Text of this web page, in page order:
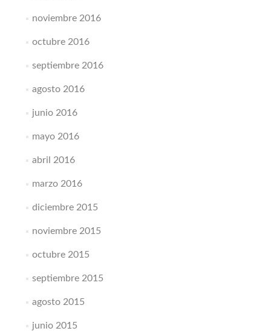
noviembre 2016
octubre 2016
septiembre 2016
agosto 2016
junio 2016
mayo 2016
abril 2016
marzo 2016
diciembre 2015
noviembre 2015
octubre 2015
septiembre 2015
agosto 2015
junio 2015